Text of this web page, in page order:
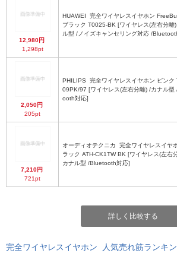
12,980円
1,298pt
HUAWEI
ブラック T0025-BK [ワイヤレス(左右分離
ル型 /ノイズキャンセリング対応 /
2,050円
205pt
PHILIPS
09PK/97 [ワイヤレス(左右分離) /カナル型
ooth対応]
7,210円
721pt
オーディオテクニカ
ラック ATH-CK1TW BK [ワイヤレス(左右
カナル型 /Bluetooth対応]
詳しく比較する
完全ワイヤレスイヤホン 人気売れ筋ランキ